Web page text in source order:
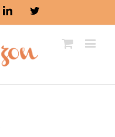
LinkedinTwitter